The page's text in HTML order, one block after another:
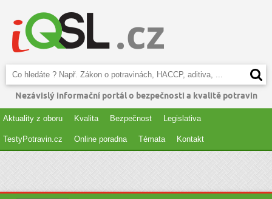
Nezávislý informační portál o bezpečnosti a kvalitě potravin
Aktuality z oboru Kvalita Bezpečnost Legislativa
TestyPotravin.cz Online poradna Témata Kontakt